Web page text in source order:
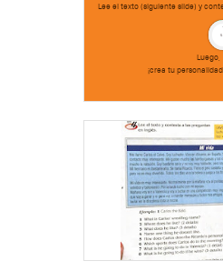
Lee el texto (siguiente slide) y
Luego,
¡crea tu